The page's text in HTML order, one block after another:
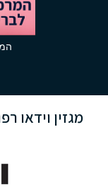
מגזין וידאו